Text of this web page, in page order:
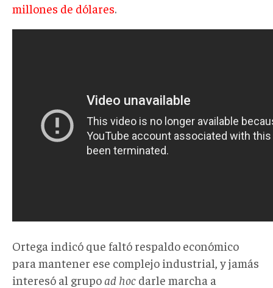
millones de dólares.
Ortega indicó que faltó respaldo económico
para mantener ese complejo industrial, y jamás
interesó al grupoad hoc darle marcha a